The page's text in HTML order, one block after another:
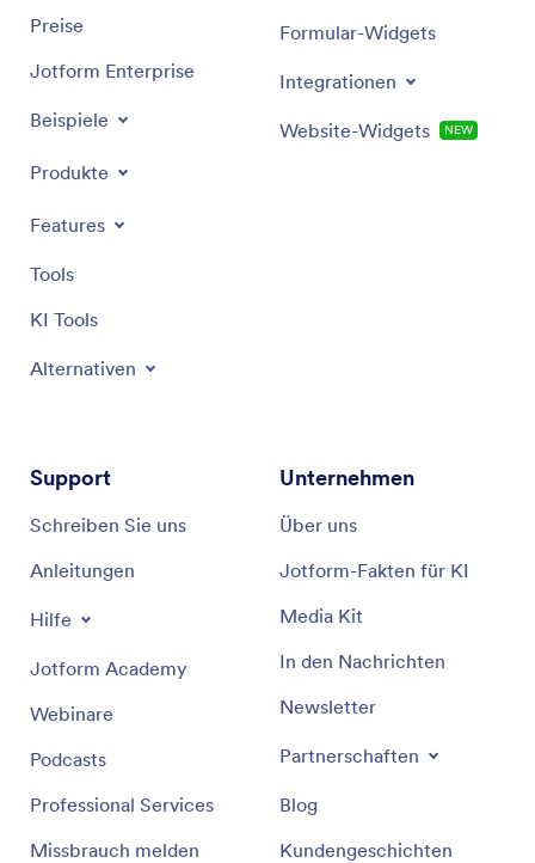
Preise
Jotform Enterprise
Beispiele
Produkte
Features
Tools
KI Tools
Alternativen
Formular-Widgets
Integrationen
Website-Widgets NEW
Support
Schreiben Sie uns
Anleitungen
Hilfe
Jotform Academy
Webinare
Podcasts
Professional Services
Missbrauch melden
Unternehmen
Über uns
Jotform-Fakten für KI
Media Kit
In den Nachrichten
Newsletter
Partnerschaften
Blog
Kundengeschichten